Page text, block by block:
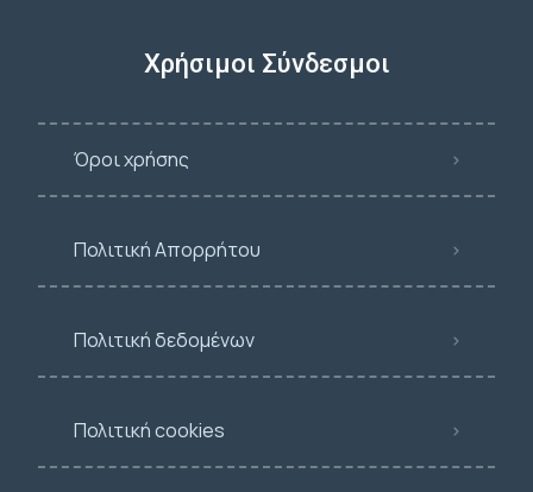
Χρήσιμοι Σύνδεσμοι
Όροι χρήσης
Πολιτική Απορρήτου
Πολιτική δεδομένων
Πολιτική cookies